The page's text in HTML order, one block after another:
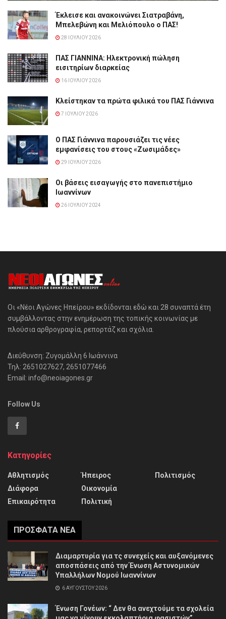
Έκλεισε και ανακοινώνει Σιατραβάνη,
Μπελεβώνη και Μελιόπουλο ο ΠΑΣ!
28 ΙΟΥΛΊΟΥ 2026
ΠΑΣ ΓΙΑΝΝΙΝΑ: Hλεκτρονική πώληση
εισιτηρίων διαρκείας
16 ΙΟΥΛΊΟΥ 2026
Κλείστηκαν τα πρώτα φιλικά του ΠΑΣ Γιάννινα
7 ΙΟΥΛΊΟΥ 2026
Ο ΠΑΣ Γιάννινα παρουσιάζει τις νέες
εμφανίσεις του στους «Ζωσιμάδες»
29 ΙΟΥΛΊΟΥ 2026
Οι βάσεις εισαγωγής στο πανεπιστήμιο
Ιωαννίνων
26 ΙΟΥΛΊΟΥ 2024
Οι «Νέοι Αγώνες Ηπείρου» εκδίδονται εδώ και 28 συναπτά έτη
συμβάλλοντας στην ενημέρωση της τοπικής κοινωνίας με
πλούσια αρθρογραφία, ρεπορτάζ και σχόλια.
Διεύθυνση: Ζυγομάλλη 6 Ιωάννινα
Τηλ: 2651027627, 2651077466
Email: info@neoiagones.gr
Follow Us
Κατηγορίες
Αθλητισμός
Διάφορα
Επικαιρότητα
Ήπειρος
Οικονομία
Πολιτική
Πολιτισμός
ΠΡΌΣΦΑΤΑ ΝΈΑ
Διαμαρτυρία για τς συνεχείς και αυξανόμενες
αποσπάσεις από την Ένωση Αστυνομικών
Υπαλλήλων Νομού Ιωαννίνων
6 ΑΥΓΟΎΣΤΟΥ 2026
Ένωση Γονέων: “ Δεν θα ανεχτούμε τα σχολεία